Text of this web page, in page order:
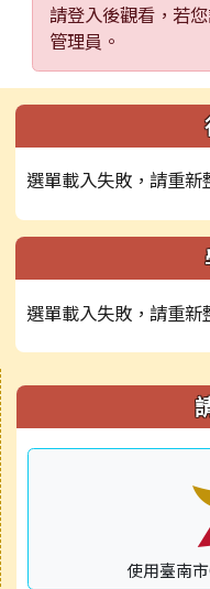
請登入後觀看，若
管理員。
左邊區域內容
選單載入失敗，請重新
選單載入失敗，請重新
右邊區域內容
使用臺南